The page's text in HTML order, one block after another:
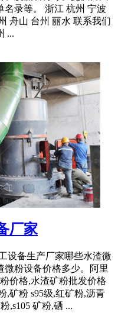
名录等。 浙江 杭州 宁波
舟山 台州 丽水 联系我们
...
厂家
设备生产厂家哪些水渣微
微粉设备价格多少。阿里
价格,水渣矿粉批发价格
,矿粉 s95级,红矿粉,沥青
,s105 矿粉,硒 ...